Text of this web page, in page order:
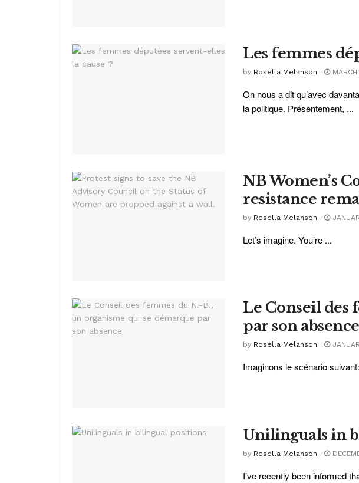
Les femmes
by Rosella Melanson MARCH
On nous a dit qu’avec
la politique. Présentement, ...
NB Women’s
resistance
by Rosella Melanson
Let’s imagine. You’re ...
Le Conseil des
par son absence
by Rosella Melanson
Imaginons le scénario
Unilinguals in
by Rosella Melanson
I’ve recently been informed